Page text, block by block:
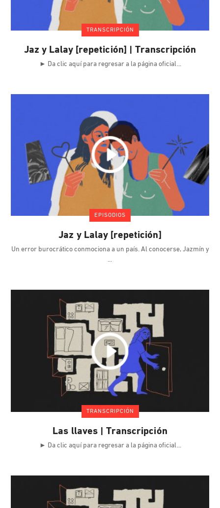
TRANSCRIPCIÓN
Jaz y Lalay [repetición] | Transcripción
► Da clic aquí para regresar a la página oficial
EPISODIOS
Jaz y Lalay [repetición]
Un error burocrático conmociona a un país. Al conocerse, Jazmín y
TRANSCRIPCIÓN
Las llaves | Transcripción
► Da clic aquí para regresar a la página oficial